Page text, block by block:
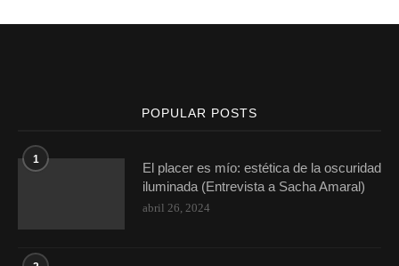
POPULAR POSTS
1
El placer es mío: estética de la oscuridad
iluminada (Entrevista a Sacha Amaral)
abril 26, 2024